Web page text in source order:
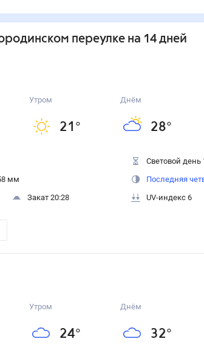
переулкена 14 дней
Утром
21 °
Днём
28°
мм
Закат 20:28
Световой день
Последняя
UV-индекс 6
Утром
24°
Днём
32°